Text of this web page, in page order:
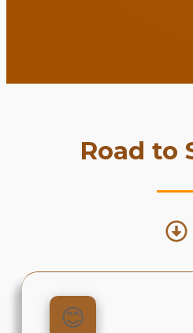
Road to
😊